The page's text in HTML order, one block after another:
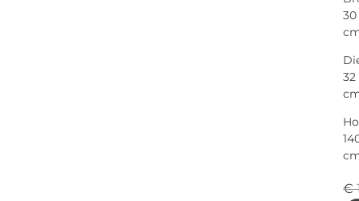
30
32
€